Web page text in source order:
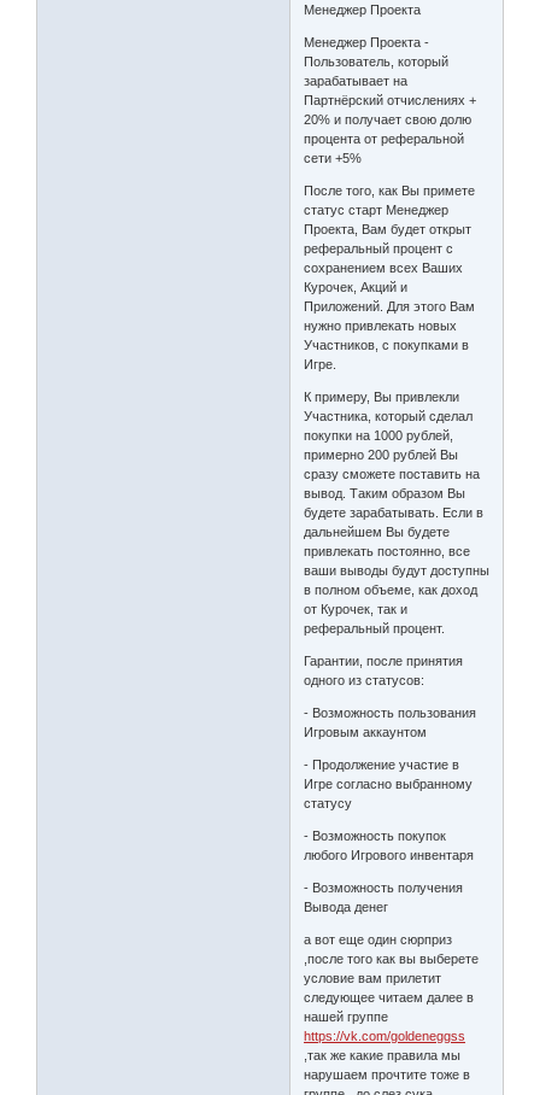
Менеджер Проекта
Менеджер Проекта -
Пользователь, который
зарабатывает на
Партнёрский отчислениях +
20% и получает свою долю
процента от реферальной
сети +5%
После того, как Вы примете
статус старт Менеджер
Проекта, Вам будет открыт
реферальный процент с
сохранением всех Ваших
Курочек, Акций и
Приложений. Для этого Вам
нужно привлекать новых
Участников, с покупками в
Игре.
К примеру, Вы привлекли
Участника, который сделал
покупки на 1000 рублей,
примерно 200 рублей Вы
сразу сможете поставить на
вывод. Таким образом Вы
будете зарабатывать. Если в
дальнейшем Вы будете
привлекать постоянно, все
ваши выводы будут доступны
в полном объеме, как доход
от Курочек, так и
реферальный процент.
Гарантии, после принятия
одного из статусов:
- Возможность пользования
Игровым аккаунтом
- Продолжение участие в
Игре согласно выбранному
статусу
- Возможность покупок
любого Игрового инвентаря
- Возможность получения
Вывода денег
а вот еще один сюрприз
,после того как вы выберете
условие вам прилетит
следующее читаем далее в
нашей группе
https://vk.com/goldeneggss
,так же какие правила мы
нарушаем прочтите тоже в